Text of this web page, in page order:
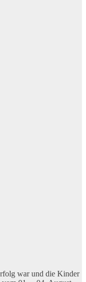
war und die Kinder